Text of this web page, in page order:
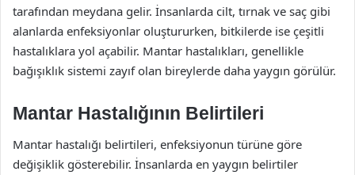
tarafından meydana gelir. İnsanlarda cilt, tırnak ve saç gibi
alanlarda enfeksiyonlar oluştururken, bitkilerde ise çeşitli
hastalıklara yol açabilir. Mantar hastalıkları, genellikle
bağışıklık sistemi zayıf olan bireylerde daha yaygın görülür.
Mantar Hastalığının Belirtileri
Mantar hastalığı belirtileri, enfeksiyonun türüne göre
değişiklik gösterebilir. İnsanlarda en yaygın belirtiler